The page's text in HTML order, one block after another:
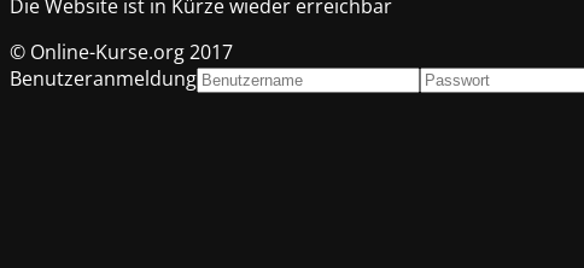
Die Website ist in Kürze wieder erreichbar
© Online-Kurse.org 2017
Benutzeranmeldung